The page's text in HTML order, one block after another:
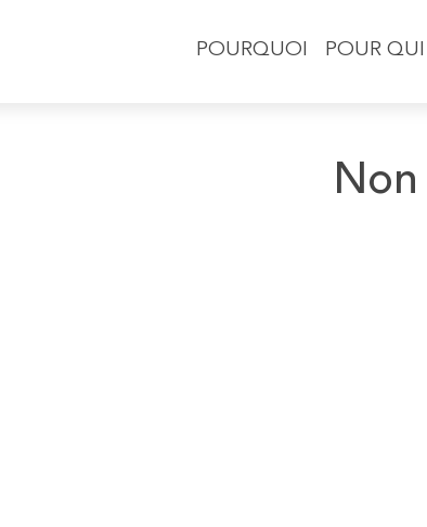
POURQUOI POUR QUI
Non